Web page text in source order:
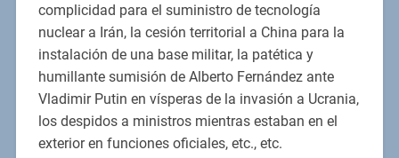
complicidad para el suministro de tecnología
nuclear a Irán, la cesión territorial a China para la
instalación de una base militar, la patética y
humillante sumisión de Alberto Fernández ante
Vladimir Putin en vísperas de la invasión a Ucrania,
los despidos a ministros mientras estaban en el
exterior en funciones oficiales, etc., etc.